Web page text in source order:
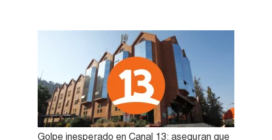
Golpe inesperado en Canal 13: aseguran que